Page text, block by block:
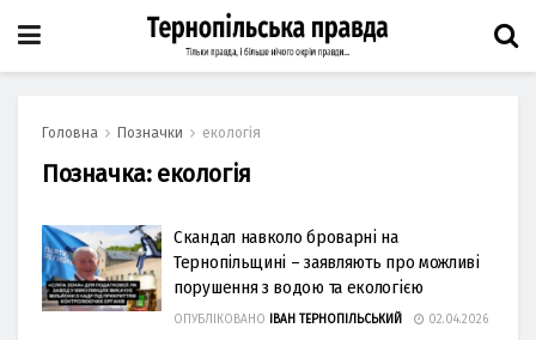
Головна Позначки екологія
Позначка: екологія
Скандал навколо броварні на
Тернопільщині – заявляють про можливі
порушення з водою та екологією
ОПУБЛІКОВАНО ІВАН ТЕРНОПІЛЬСЬКИЙ 02.04.2026